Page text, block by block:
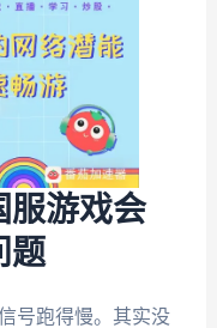
服游戏会
题
号跑得慢。其实没